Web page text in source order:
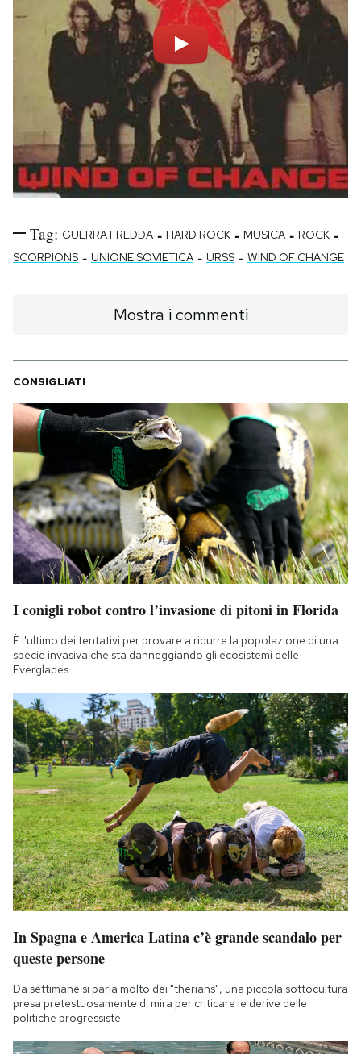
Tag: GUERRA FREDDA - HARD ROCK - MUSICA - ROCK -
SCORPIONS - UNIONE SOVIETICA - URSS - WIND OF CHANGE
Mostra i commenti
CONSIGLIATI
I conigli robot contro l’invasione di pitoni in Florida
È l'ultimo dei tentativi per provare a ridurre la popolazione di una
specie invasiva che sta danneggiando gli ecosistemi delle
Everglades
In Spagna e America Latina c’è grande scandalo per
queste persone
Da settimane si parla molto dei "therians", una piccola sottocultura
presa pretestuosamente di mira per criticare le derive delle
politiche progressiste